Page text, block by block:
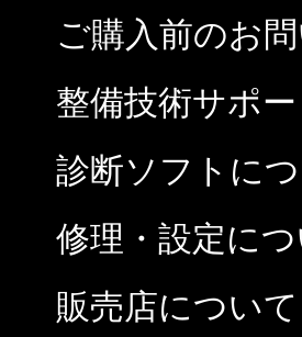
ご購入前のお
整備技術サポー
診断ソフトに
修理・設定に
販売店について